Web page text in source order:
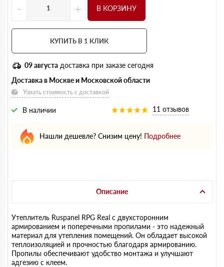
- + В КОРЗИНУ
КУПИТЬ В 1 КЛИК
09 августа доставка при заказе сегодня
Доставка в Москве и Московской области
Узнать стоимость с доставкой
В наличии 11 отзывов
Нашли дешевле? Снизим цену! Подробнее
Описание
Утеплитель Ruspanel RPG Real с двухсторонним
армированием и поперечными пропилами - это надежный
материал для утепления помещений. Он обладает высокой
теплоизоляцией и прочностью благодаря армированию.
Пропилы обеспечивают удобство монтажа и улучшают
адгезию с клеем.